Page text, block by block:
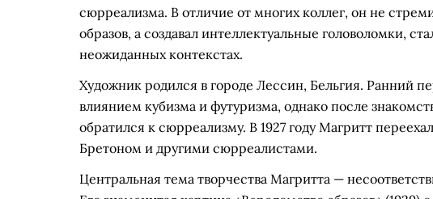
сюрреализма. В отличие от многих коллег, он не
образов, а создавал интеллектуальные головоломки,
неожиданных контекстах.
Художник родился в городе Лессин, Бельгия. Ранний
влиянием кубизма и футуризма, однако после
обратился к сюрреализму. В 1927 году Магритт
Бретоном и другими сюрреалистами.
Центральная тема творчества Магритта —